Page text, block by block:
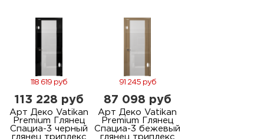
118 619 руб
113 228 руб
Арт Деко Vatikan
Premium Глянец
Спациа-3 черный
глянец триплекс
91 245 руб
87 098 руб
Арт Деко Vatikan
Premium Глянец
Спациа-3 бежевый
глянец триплекс